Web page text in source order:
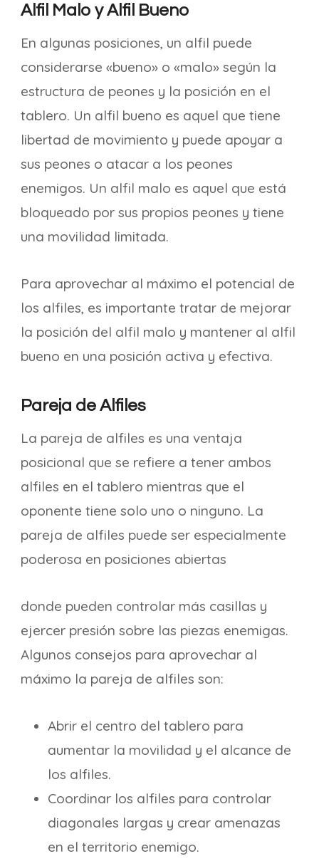
Alfil Malo y Alfil Bueno
En algunas posiciones, un alfil puede
considerarse «bueno» o «malo» según la
estructura de peones y la posición en el
tablero. Un alfil bueno es aquel que tiene
libertad de movimiento y puede apoyar a
sus peones o atacar a los peones
enemigos. Un alfil malo es aquel que está
bloqueado por sus propios peones y tiene
una movilidad limitada.
Para aprovechar al máximo el potencial de
los alfiles, es importante tratar de mejorar
la posición del alfil malo y mantener al alfil
bueno en una posición activa y efectiva.
Pareja de Alfiles
La pareja de alfiles es una ventaja
posicional que se refiere a tener ambos
alfiles en el tablero mientras que el
oponente tiene solo uno o ninguno. La
pareja de alfiles puede ser especialmente
poderosa en posiciones abiertas
donde pueden controlar más casillas y
ejercer presión sobre las piezas enemigas.
Algunos consejos para aprovechar al
máximo la pareja de alfiles son:
Abrir el centro del tablero para
aumentar la movilidad y el alcance de
los alfiles.
Coordinar los alfiles para controlar
diagonales largas y crear amenazas
en el territorio enemigo.